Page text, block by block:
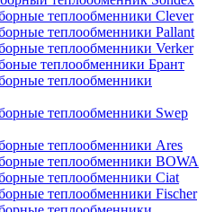
теплообменники Clever
теплообменники Pallant
теплообменники Verker
теплообменники Брант
теплообменники
теплообменники Swep
теплообменники Ares
теплообменники BOWA
теплообменники Ciat
теплообменники Fischer